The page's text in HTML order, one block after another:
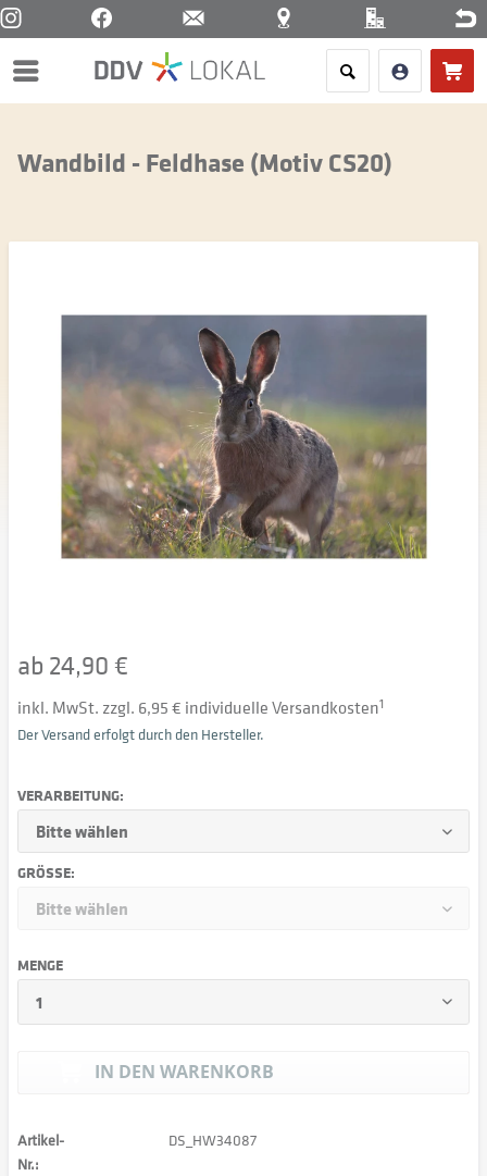
Menü
Wandbild - Feldhase (Motiv CS20)
ab 24,90 €
inkl. MwSt. zzgl. 6,95 € individuelle Versandkosten1
Der Versand erfolgt durch den Hersteller.
VERARBEITUNG:
GRÖSSE:
MENGE
IN DEN WARENKORB
Artikel-
Nr.:
DS_HW34087